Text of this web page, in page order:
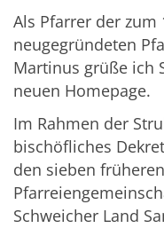
Als Pfarrer der zum
neugegründeten
Martinus grüße ich
neuen Homepage.
Im Rahmen der
bischöfliches
den sieben
Schweicher Land